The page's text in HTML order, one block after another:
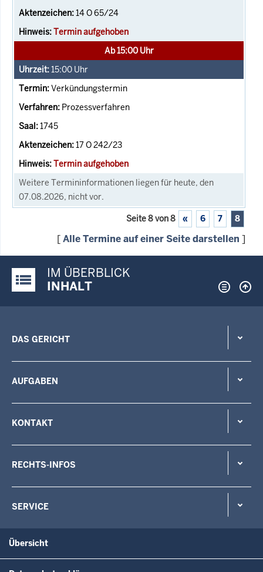
14 O 65/24
Termin aufgehoben
Ab 15:00 Uhr
15:00 Uhr
Verkündungstermin
Prozessverfahren
1745
17 O 242/23
Termin aufgehoben
Weitere Termininformationen liegen für heute, den
07.08.2026, nicht vor.
Seite 8 von 8 « 6 7 8
[Alle Termine auf einer Seite darstellen ]
Justiz-Portal im Überblick:
IM ÜBERBLICK
INHALT
DAS GERICHT
AUFGABEN
KONTAKT
RECHTS-INFOS
SERVICE
Übersicht